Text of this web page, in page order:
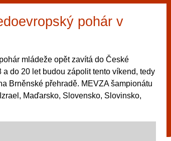
pohár v
mládeže opět zavítá do České
do 20 let budou zápolit tento víkend, tedy
Brněnské přehradě. MEVZA šampionátu
Maďarsko, Slovensko, Slovinsko,
kasinovými hrami v Brně: Od
po video automaty
je městem známým pro zajímavé památky, skvělé
divadla a univerzity. Mimo jiné je ale také
kde si můžete legálně a bezpečně vyzkoušet
kasinové hry. V neustále kvetoucí moravské
naleznete širokou nabídku her od klasické